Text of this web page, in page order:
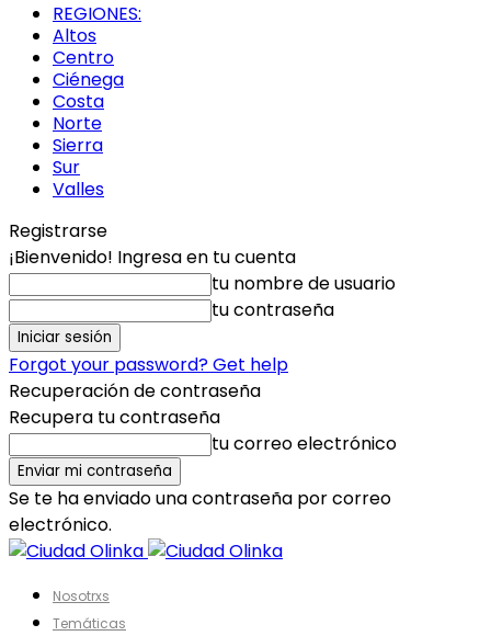
REGIONES:
Altos
Centro
Ciénega
Costa
Norte
Sierra
Sur
Valles
Registrarse
¡Bienvenido! Ingresa en tu cuenta
tu nombre de usuario
tu contraseña
Forgot your password? Get help
Recuperación de contraseña
Recupera tu contraseña
tu correo electrónico
Se te ha enviado una contraseña por correo
electrónico.
Nosotrxs
Temáticas